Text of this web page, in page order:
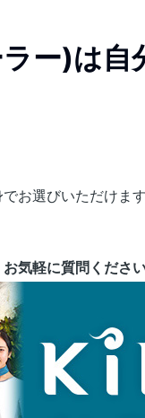
ー)は自
お選びいただけます
気軽に質問ください